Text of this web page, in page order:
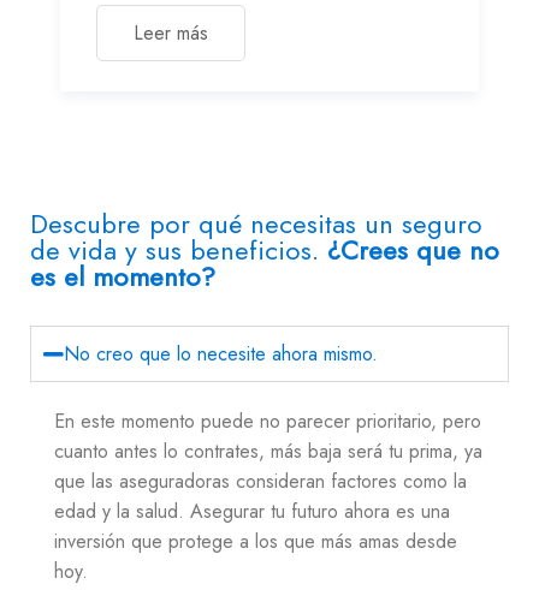
Leer más
Descubre por qué necesitas un seguro
de vida y sus beneficios. ¿Crees que no
es el momento?
No creo que lo necesite ahora mismo.
En este momento puede no parecer prioritario, pero
cuanto antes lo contrates, más baja será tu prima, ya
que las aseguradoras consideran factores como la
edad y la salud. Asegurar tu futuro ahora es una
inversión que protege a los que más amas desde
hoy.